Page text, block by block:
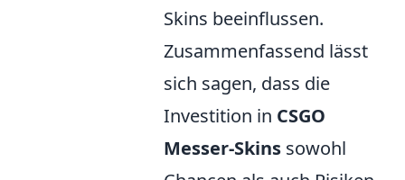
Skins beeinflussen.
Zusammenfassend lässt
sich sagen, dass die
Investition in CSGO
Messer-Skins sowohl